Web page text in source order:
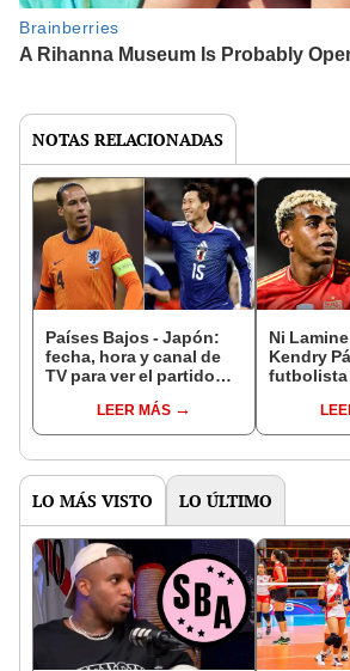
NOTAS RELACIONADAS
Países Bajos - Japón:
fecha, hora y canal de
TV para ver el partido
Mundial 2026
LEER MÁS
Ni
Kendry
futbolista
apunta a
histórico
LO MÁS VISTO LO ÚLTIMO